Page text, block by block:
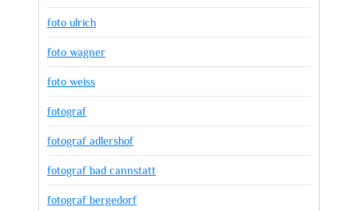
foto ulrich
foto wagner
foto weiss
fotograf
fotograf adlershof
fotograf bad cannstatt
fotograf bergedorf